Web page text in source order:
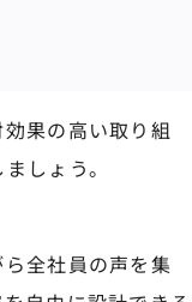
果の高い取り組
しょう。
全社員の声を集